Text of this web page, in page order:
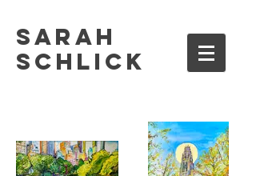
Sarah
Schlick